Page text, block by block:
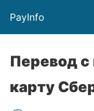
PayInfo
Перевод с
карту